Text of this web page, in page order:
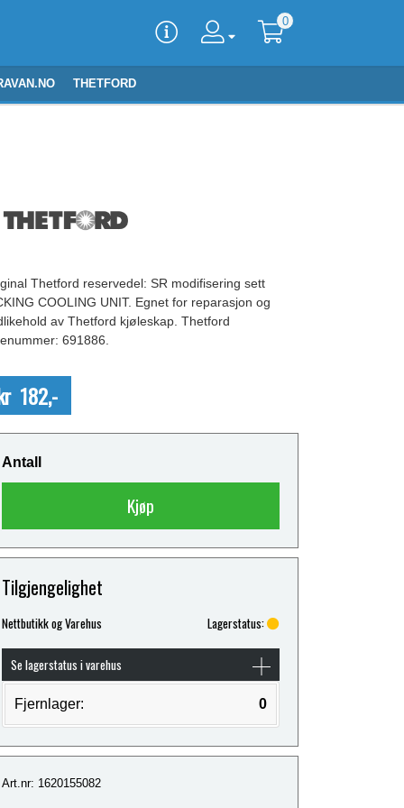
0
THETFORD
Thetford reservedel: SR modifisering sett
COOLING UNIT. Egnet for reparasjon og
av Thetford kjøleskap. Thetford
691886.
182,-
Antall
Kjøp
Tilgjengelighet
Nettbutikk og Varehus Lagerstatus:
Se lagerstatus i varehus
Fjernlager: 0
Art.nr: 1620155082